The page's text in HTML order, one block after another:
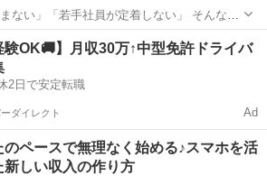
ない」「若手社員が定着しない」 そんな悩
した、採用・育成スキルを磨くためのセミ
にお役立てください！
田橋駅 セミナー 会場
験OK🚚】月収30万↑中型免許ドライバ
2日で安定転職
ダイレクト Ad
のペースで無理なく始める♪スマホを活
新しい収入の作り方